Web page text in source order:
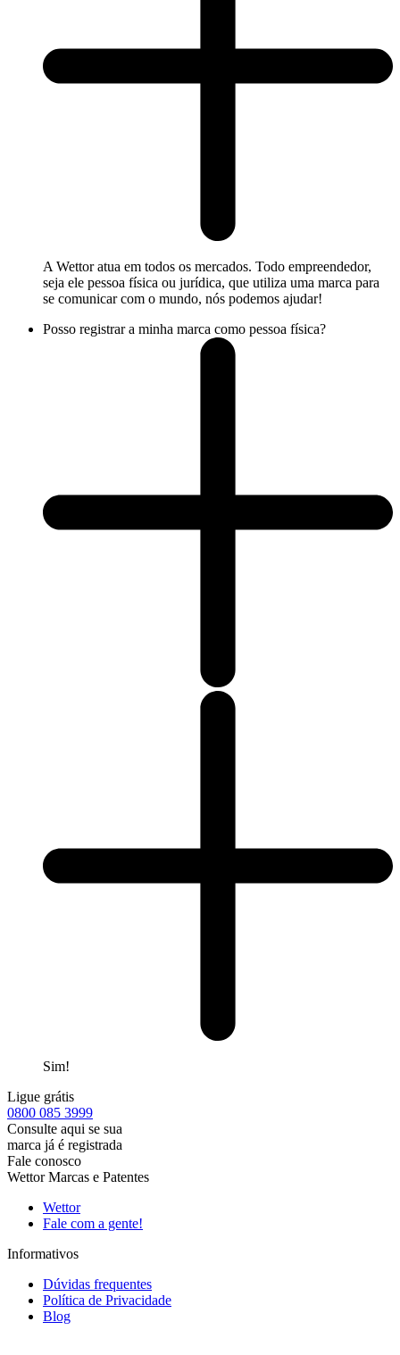
A Wettor atua em todos os mercados. Todo empreendedor,
seja ele pessoa física ou jurídica, que utiliza uma marca para
se comunicar com o mundo, nós podemos ajudar!
Posso registrar a minha marca como pessoa física?
Sim!
Ligue grátis
0800 085 3999
Consulte aqui se sua
marca já é registrada
Fale conosco
Wettor Marcas e Patentes
Wettor
Fale com a gente!
Informativos
Dúvidas frequentes
Política de Privacidade
Blog